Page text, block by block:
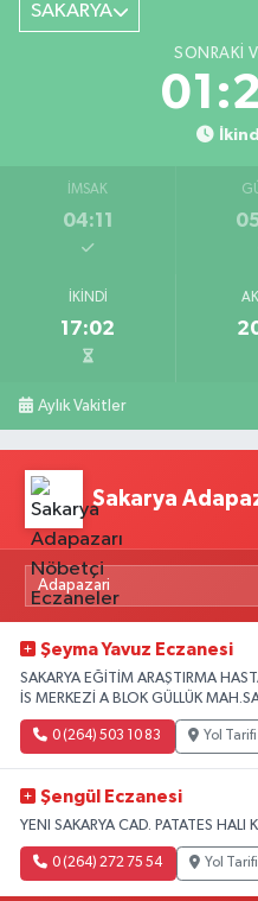
SAKARYA
SONRAKI
İMSAK
04:11
İKINDI
17:02
Aylık Vakitler
Sakarya
Şeyma Yavuz Eczanesi
SAKARYA EĞİTİM ARAŞTIRMA
İS MERKEZİ A BLOK GÜLLÜK
0 (264) 503 10 83 Yol Tarifi
Şengül Eczanesi
YENI SAKARYA CAD. PATATES HALI
0 (264) 272 75 54 Yol Tarifi